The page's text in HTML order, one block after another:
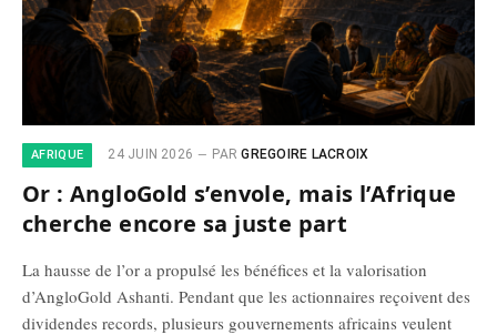
AFRIQUE 24 JUIN 2026 PAR GREGOIRE LACROIX
Or : AngloGold s’envole, mais l’Afrique
cherche encore sa juste part
La hausse de l’or a propulsé les bénéfices et la valorisation
d’AngloGold Ashanti. Pendant que les actionnaires reçoivent des
dividendes records, plusieurs gouvernements africains veulent